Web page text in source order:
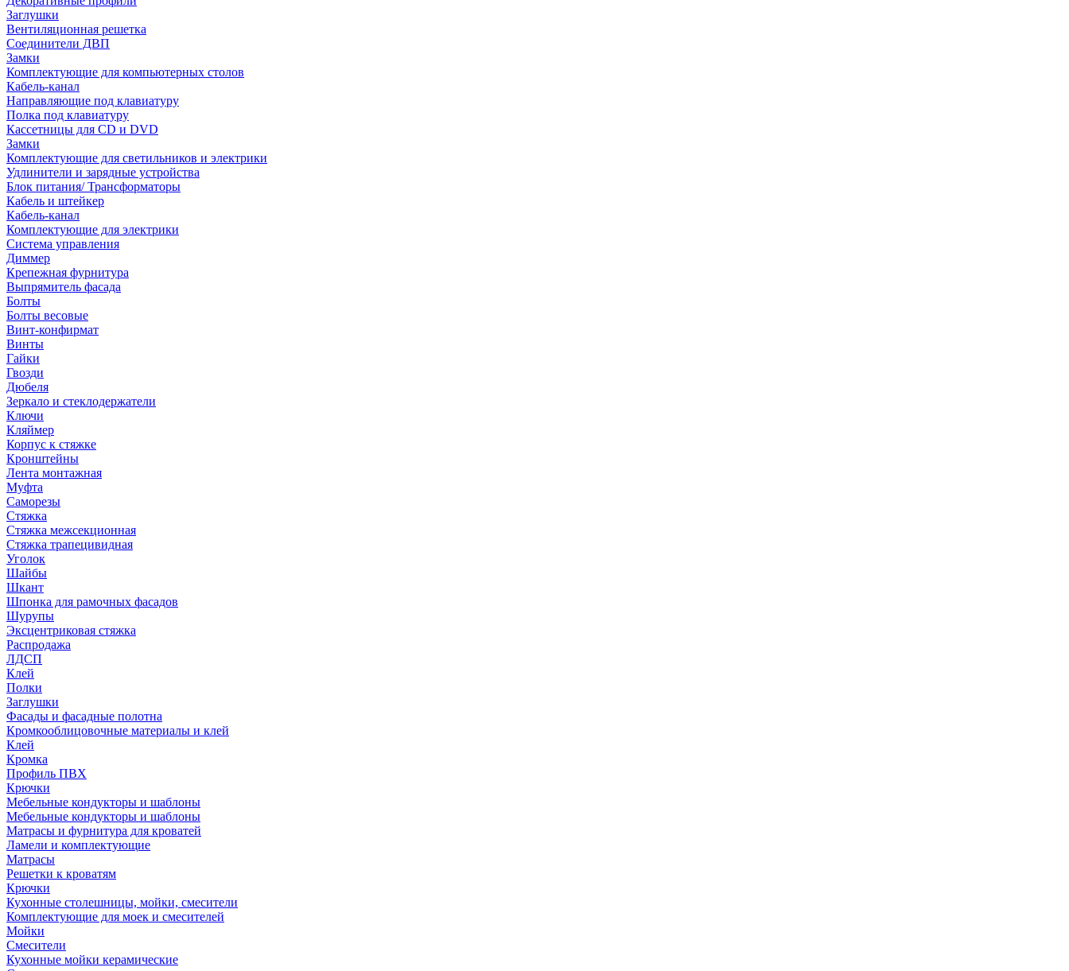
Заглушки
Вентиляционная решетка
Соединители ДВП
Замки
Комплектующие для компьютерных столов
Кабель-канал
Направляющие под клавиатуру
Полка под клавиатуру
Кассетницы для CD и DVD
Замки
Комплектующие для светильников и электрики
Удлинители и зарядные устройства
Блок питания/ Трансформаторы
Кабель и штейкер
Кабель-канал
Комплектующие для электрики
Система управления
Диммер
Крепежная фурнитура
Выпрямитель фасада
Болты
Болты весовые
Винт-конфирмат
Винты
Гайки
Гвозди
Дюбеля
Зеркало и стеклодержатели
Ключи
Кляймер
Корпус к стяжке
Кронштейны
Лента монтажная
Муфта
Саморезы
Стяжка
Стяжка межсекционная
Стяжка трапецивидная
Уголок
Шайбы
Шкант
Шпонка для рамочных фасадов
Шурупы
Эксцентриковая стяжка
Распродажа
ЛДСП
Клей
Полки
Заглушки
Фасады и фасадные полотна
Кромкооблицовочные материалы и клей
Клей
Кромка
Профиль ПВХ
Крючки
Мебельные кондукторы и шаблоны
Мебельные кондукторы и шаблоны
Матрасы и фурнитура для кроватей
Ламели и комплектующие
Матрасы
Решетки к кроватям
Крючки
Кухонные столешницы, мойки, смесители
Комплектующие для моек и смесителей
Мойки
Смесители
Кухонные мойки керамические